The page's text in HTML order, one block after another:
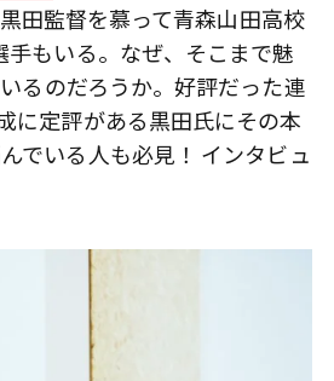
田監督を慕って青森山田高校
もいる。なぜ、そこまで魅
るのだろうか。好評だった連
に定評がある黒田氏にその本
でいる人も必見！ インタビュ